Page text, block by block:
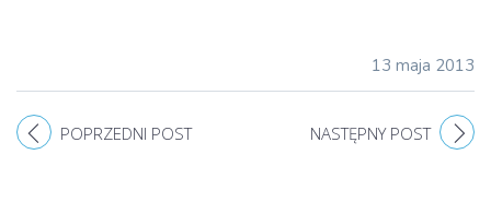
13 maja 2013
POPRZEDNI POST NASTĘPNY POST